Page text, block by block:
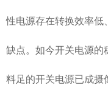
性电源存在转换效率低
缺点。如今开关电源的
料足的开关电源已成摄